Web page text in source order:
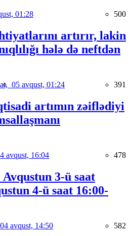
01:28 500
artırır, lakin
hələ də neftdən
05 avqust, 01:24 391
artımın zəiflədiyi
avqust, 16:04 478
3-ü saat
4-ü saat 16:00-
04 avqust, 14:50 582